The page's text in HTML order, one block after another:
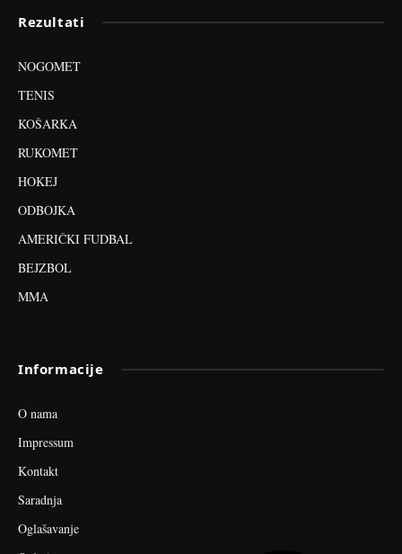
Rezultati
NOGOMET
TENIS
KOŠARKA
RUKOMET
HOKEJ
ODBOJKA
AMERIČKI FUDBAL
BEJZBOL
MMA
Informacije
O nama
Impressum
Kontakt
Saradnja
Oglašavanje